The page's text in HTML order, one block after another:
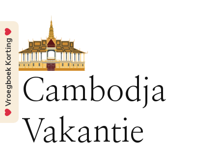
Cambodja
Vakantie
Vroegboek Korting